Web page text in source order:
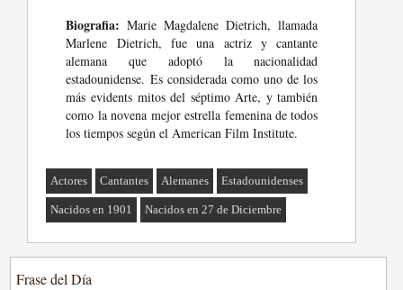
Biografia: Marie Magdalene Dietrich, llamada
Marlene Dietrich, fue una actriz y cantante
alemana que adoptó la nacionalidad
estadounidense. Es considerada como uno de los
más evidents mitos del séptimo Arte, y también
como la novena mejor estrella femenina de todos
los tiempos según el American Film Institute.
Actores Cantantes Alemanes Estadounidenses
Nacidos en 1901 Nacidos en 27 de Diciembre
Frase del Día